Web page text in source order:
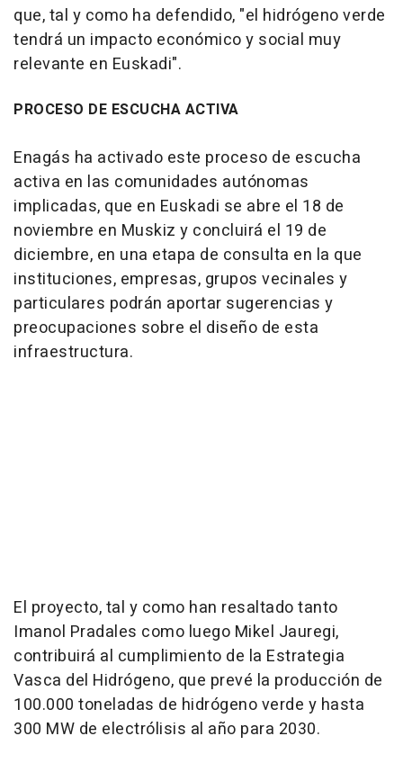
que, tal y como ha defendido, "el hidrógeno verde
tendrá un impacto económico y social muy
relevante en Euskadi".
PROCESO DE ESCUCHA ACTIVA
Enagás ha activado este proceso de escucha
activa en las comunidades autónomas
implicadas, que en Euskadi se abre el 18 de
noviembre en Muskiz y concluirá el 19 de
diciembre, en una etapa de consulta en la que
instituciones, empresas, grupos vecinales y
particulares podrán aportar sugerencias y
preocupaciones sobre el diseño de esta
infraestructura.
El proyecto, tal y como han resaltado tanto
Imanol Pradales como luego Mikel Jauregi,
contribuirá al cumplimiento de la Estrategia
Vasca del Hidrógeno, que prevé la producción de
100.000 toneladas de hidrógeno verde y hasta
300 MW de electrólisis al año para 2030.